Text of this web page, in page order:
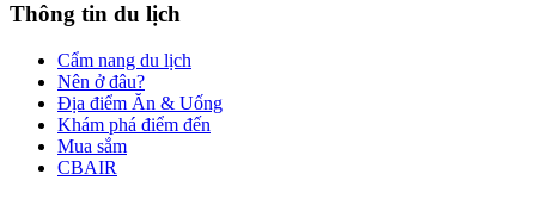
Thông tin du lịch
Cẩm nang du lịch
Nên ở đâu?
Địa điểm Ăn & Uống
Khám phá điểm đến
Mua sắm
CBAIR